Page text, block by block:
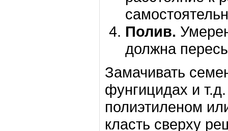
Полив.
должна
Замачивать
фунгицидах и
полиэтиленом
класть сверху